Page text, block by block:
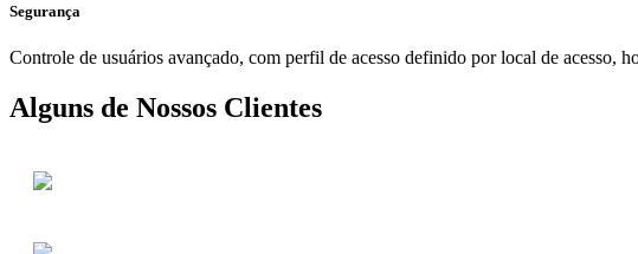
Segurança
Controle de usuários avançado, com perfil de acesso definido por local de acesso,
Alguns de Nossos Clientes